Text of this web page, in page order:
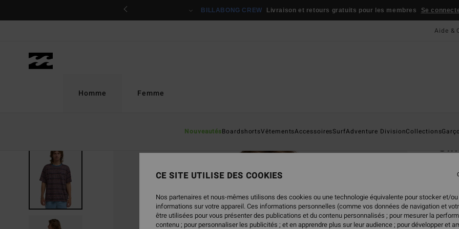
BILLABONG CREW Livraison et retours gratuits pour les membres Se
Aide &
Homme
NouveautésBoardshortsVêtementsAccessoiresSurfAdventure DivisionCollections
Femme
T-
39,95
BONS
CE SITE UTILISE DES COOKIES
Nos partenaires et nous-mêmes utilisons des cookies ou une technologie équivalente pour stocker et/
informations sur votre appareil. Ces informations personnelles (comme vos données de navigation et
être utilisées pour vous présenter des publications et du contenu personnalisés ; pour mesurer la
contenu ; pour personnaliser les publicités ; et en apprendre plus sur leur audience ; pour développer et